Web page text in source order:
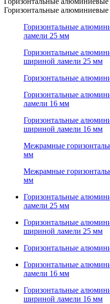
Горизонтальные алюминиевые
Горизонтальные
ламели 25 мм
Горизонтальные
шириной ламели 25 мм
Горизонтальные
Горизонтальные
ламели 16 мм
Горизонтальные
шириной ламели 16 мм
Межрамные
мм
Межрамные
мм
Горизонтальные
ламели 25 мм
Горизонтальные
шириной ламели 25 мм
Горизонтальные
Горизонтальные
ламели 16 мм
Горизонтальные
шириной ламели 16 мм